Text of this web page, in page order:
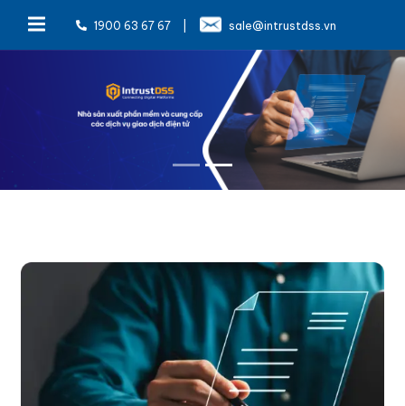
1900 63 67 67 sale@intrustdss.vn